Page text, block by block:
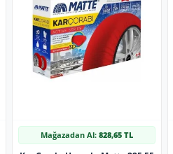
Mağazadan Al: 828,65 TL